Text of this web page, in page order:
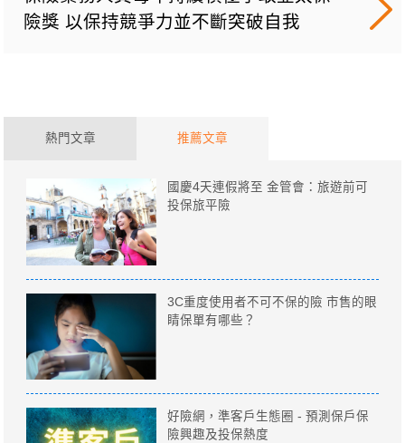
險獎 以保持競爭力並不斷突破自我
熱門文章 推薦文章
國慶4天連假將至 金管會：旅遊前可
投保旅平險
3C重度使用者不可不保的險 市售的眼
睛保單有哪些？
好險網，準客戶生態圈 - 預測保戶保
險興趣及投保熱度